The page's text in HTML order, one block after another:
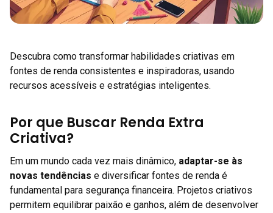
Descubra como transformar habilidades criativas em
fontes de renda consistentes e inspiradoras, usando
recursos acessíveis e estratégias inteligentes.
Por que Buscar Renda Extra
Criativa?
Em um mundo cada vez mais dinâmico, adaptar-se às
novas tendências e diversificar fontes de renda é
fundamental para segurança financeira. Projetos criativos
permitem equilibrar paixão e ganhos, além de desenvolver